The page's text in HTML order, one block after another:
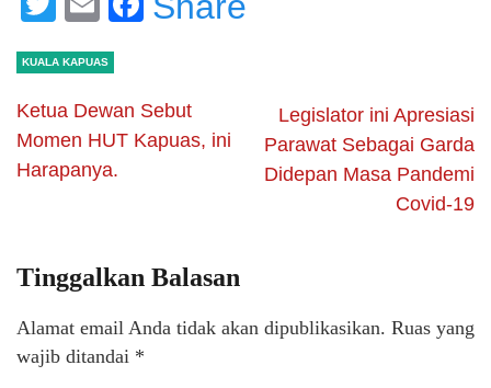
KUALA KAPUAS
Ketua Dewan Sebut
Momen HUT Kapuas, ini
Harapanya.
Legislator ini Apresiasi
Parawat Sebagai Garda
Didepan Masa Pandemi
Covid-19
Tinggalkan Balasan
Alamat email Anda tidak akan dipublikasikan. Ruas yang
wajib ditandai *